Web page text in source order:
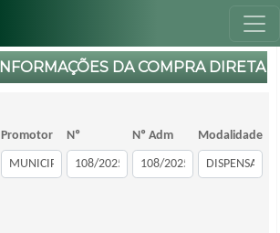
INFORMAÇÕES DA COMPRA DIRETA
Promotor Nº Nº Adm Modalidade